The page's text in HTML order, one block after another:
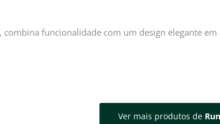
combina funcionalidade com um design elegante
Ver mais produtos de